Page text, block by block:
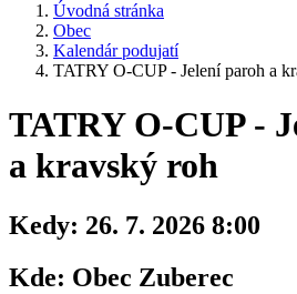
Úvodná stránka
Obec
Kalendár podujatí
TATRY O-CUP - Jelení paroh a
TATRY O-CUP -
a kravský roh
Kedy: 26. 7. 2026 8:00
Kde: Obec Zuberec